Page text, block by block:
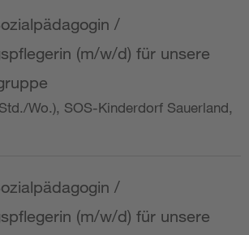
/
(m/w/d) für unsere
Wo.), SOS-Kinderdorf Sauerland,
/
(m/w/d) für unsere